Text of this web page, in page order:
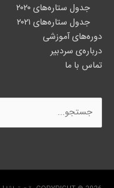
جدول ستاره‌های ۲۰۲۰
جدول ستاره‌های ۲۰۲۱
دوره‌های آموزشی
درباره‌ی سردبیر
تماس با ما
جستجو
برای: